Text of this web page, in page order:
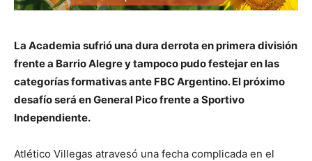
La Academia sufrió una dura derrota en primera división
frente a Barrio Alegre y tampoco pudo festejar en las
categorías formativas ante FBC Argentino. El próximo
desafío será en General Pico frente a Sportivo
Independiente.
Atlético Villegas atravesó una fecha complicada en el